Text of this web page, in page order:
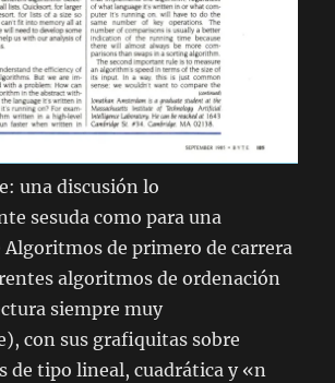
una discusión lo
sesuda como para una
Algoritmos de primero de carrera
algoritmos de ordenación
siempre muy
con sus grafiquitas sobre
de tipo lineal, cuadrática y «n